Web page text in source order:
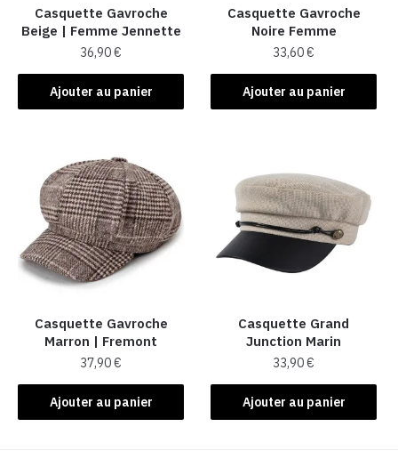
Casquette Gavroche
Beige | Femme Jennette
36,90€
Ajouter au panier
Casquette Gavroche
Noire Femme
33,60€
Ajouter au panier
Casquette Gavroche
Marron | Fremont
37,90€
Ajouter au panier
Casquette Grand
Junction Marin
33,90€
Ajouter au panier